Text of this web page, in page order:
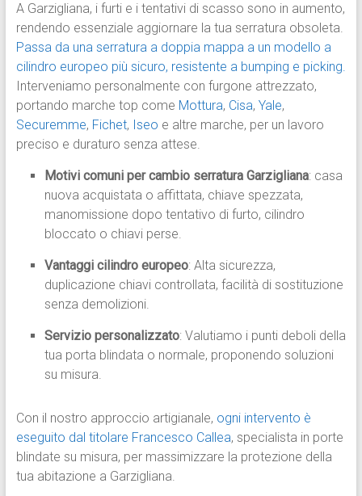
A Garzigliana, i furti e i tentativi di scasso sono in aumento,
rendendo essenziale aggiornare la tua serratura obsoleta.
Passa da una serratura a doppia mappa a un modello a
cilindro europeo più sicuro, resistente a bumping e picking.
Interveniamo personalmente con furgone attrezzato,
portando marche top come Mottura, Cisa, Yale,
Securemme, Fichet, Iseo e altre marche, per un lavoro
preciso e duraturo senza attese.
Motivi comuni per cambio serratura Garzigliana: casa
nuova acquistata o affittata, chiave spezzata,
manomissione dopo tentativo di furto, cilindro
bloccato o chiavi perse.
Vantaggi cilindro europeo: Alta sicurezza,
duplicazione chiavi controllata, facilità di sostituzione
senza demolizioni.
Servizio personalizzato: Valutiamo i punti deboli della
tua porta blindata o normale, proponendo soluzioni
su misura.
Con il nostro approccio artigianale, ogni intervento è
eseguito dal titolare Francesco Callea, specialista in porte
blindate su misura, per massimizzare la protezione della
tua abitazione a Garzigliana.